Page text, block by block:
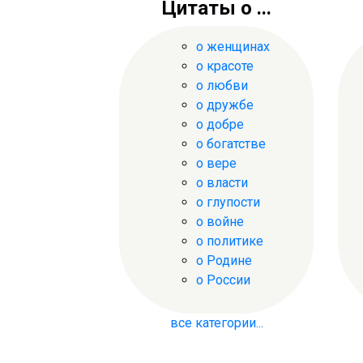
Цитаты о ...
о женщинах
о красоте
о любви
о дружбе
о добре
о богатстве
о вере
о власти
о глупости
о войне
о политике
о Родине
о России
все категории...